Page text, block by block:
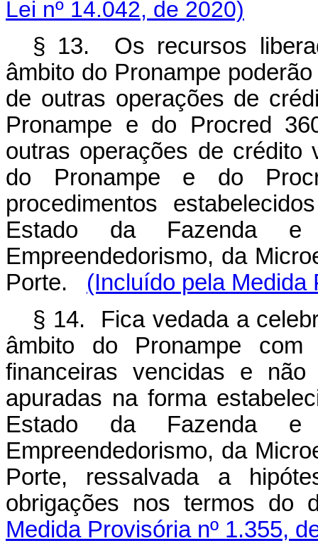
Lei nº 14.042, de 2020)
§ 13. Os recursos
âmbito do Pronampe
de outras operações de
Pronampe e do Procred
outras operações de crédito
do Pronampe e do
procedimentos
Estado da Fazenda
Empreendedorismo, da
Porte. (Incluído pela Medida
§ 14. Fica vedada a
âmbito do Pronampe com
financeiras vencidas e
apuradas na forma
Estado da Fazenda
Empreendedorismo, da
Porte, ressalvada a
obrigações nos termos
Medida Provisória nº 1.355,